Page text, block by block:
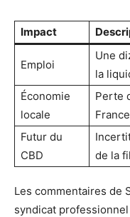
Impact
Emploi
Une
la
Économie
locale
Perte
France
Futur du
CBD
de la
Les commentaires de
syndicat